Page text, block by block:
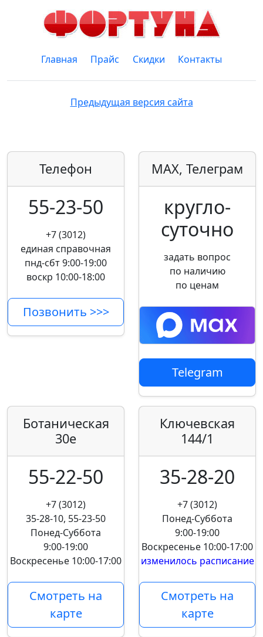
Главная Прайс Скидки Контакты
Предыдущая версия сайта
Телефон
55-23-50
+7 (3012)
единая справочная
пнд-сбт 9:00-19:00
воскр 10:00-18:00
Позвонить >>>
MAX, Телеграм
кругло­
суточно
задать вопрос
по наличию
по ценам
Telegram
Ботаническая
30е
55-22-50
+7 (3012)
35-28-10, 55-23-50
Понед-Суббота
9:00-19:00
Воскресенье 10:00-17:00
Смотреть на
карте
Ключевская
144/1
35-28-20
+7 (3012)
Понед-Суббота
9:00-19:00
Воскресенье 10:00-17:00
изменилось расписание
Смотреть на
карте